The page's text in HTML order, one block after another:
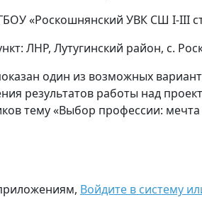
«Роскошнянский УВК СШ І-ІІІ
ЛНР, Лутугинский район, с.
один из возможных
результатов работы над
тему «Выбор профессии:
Войдите в систему